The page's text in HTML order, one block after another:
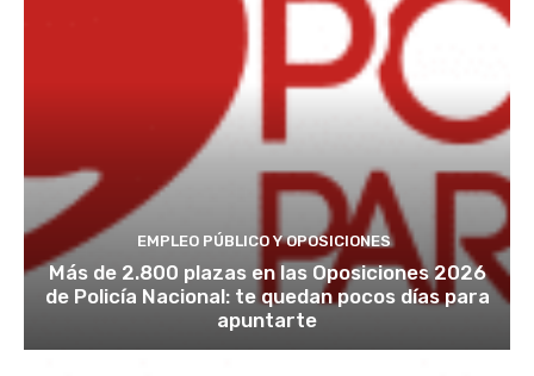
EMPLEO PÚBLICO Y OPOSICIONES
Más de 2.800 plazas en las Oposiciones 2026
de Policía Nacional: te quedan pocos días para
apuntarte